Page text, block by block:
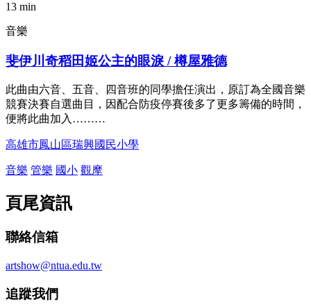
13 min
音樂
斐伊川奇稻田姬公主的眼淚 / 樽屋雅德
此曲由六音、五音、四音班的同學擔任演出，原訂為全國音樂
競賽決賽自選曲目，因配合防疫停賽後多了更多籌備的時間，
便將此曲加入………
高雄市鳳山區瑞興國民小學
音樂 管樂 國小 觀摩
頁尾資訊
聯絡信箱
artshow@ntua.edu.tw
追蹤我們